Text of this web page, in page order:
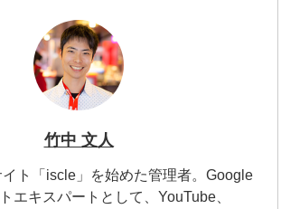
竹中 文人
ト「iscle」を始めた管理者。Google
エキスパートとして、YouTube、